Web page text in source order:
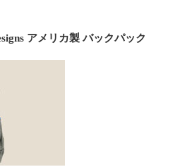
アメリカ製 バックパック